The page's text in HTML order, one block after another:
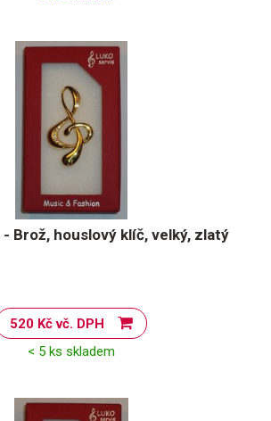
- Brož, houslový klíč, velký, zlatý
520 Kč vč. DPH
< 5 ks skladem